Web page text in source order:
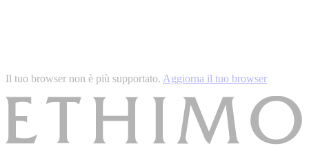
Il tuo browser non è più supportato. Aggiorna il tuo browser